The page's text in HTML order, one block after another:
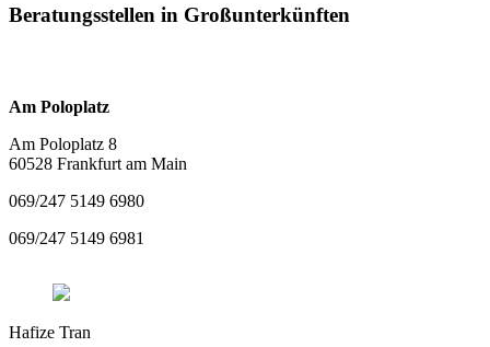
Beratungsstellen in Großunterkünften
Am Poloplatz
Am Poloplatz 8
60528 Frankfurt am Main
069/247 5149 6980
069/247 5149 6981
Hafize Tran